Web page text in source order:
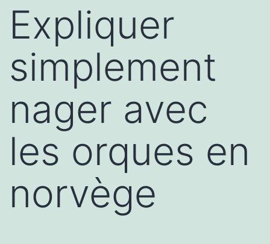
Expliquer
simplement
nager avec
les orques en
norvège